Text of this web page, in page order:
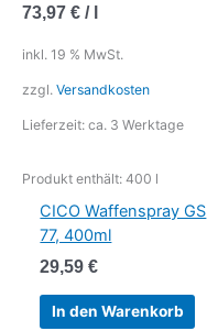
73,97 € / l
inkl. 19 % MwSt.
zzgl. Versandkosten
Lieferzeit: ca. 3 Werktage
Produkt enthält: 400 l
CICO Waffenspray GS
77, 400ml
29,59€
In den Warenkorb